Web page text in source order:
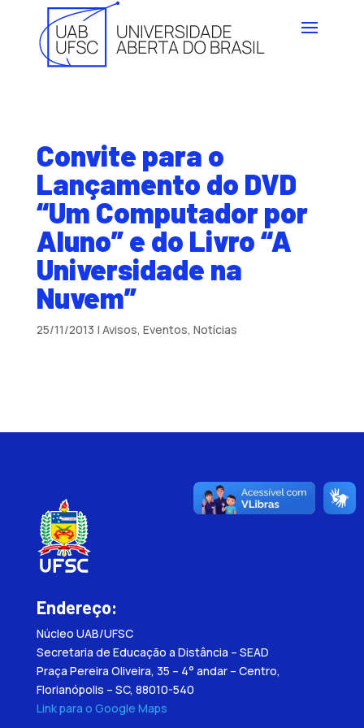
Convite para o
Lançamento do DVD
“Um Computador por
Aluno” e do Livro “A
Universidade na
Nuvem”
25/11/2013 | Avisos, Eventos, Notícias
Endereço:
Núcleo UAB/UFSC
Secretaria de Educação a Distância – SEAD
Praça Pereira Oliveira, 35 – 4° andar – Centro,
Florianópolis – SC, 88010-540
Link para o Google Maps